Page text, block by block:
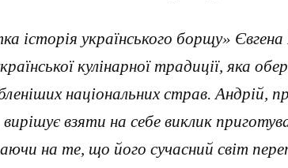
історія українського борщу»
кулінарної традиції, яка
національних страв. Андрій,
вирішує взяти на себе виклик
на те, що його сучасний світ